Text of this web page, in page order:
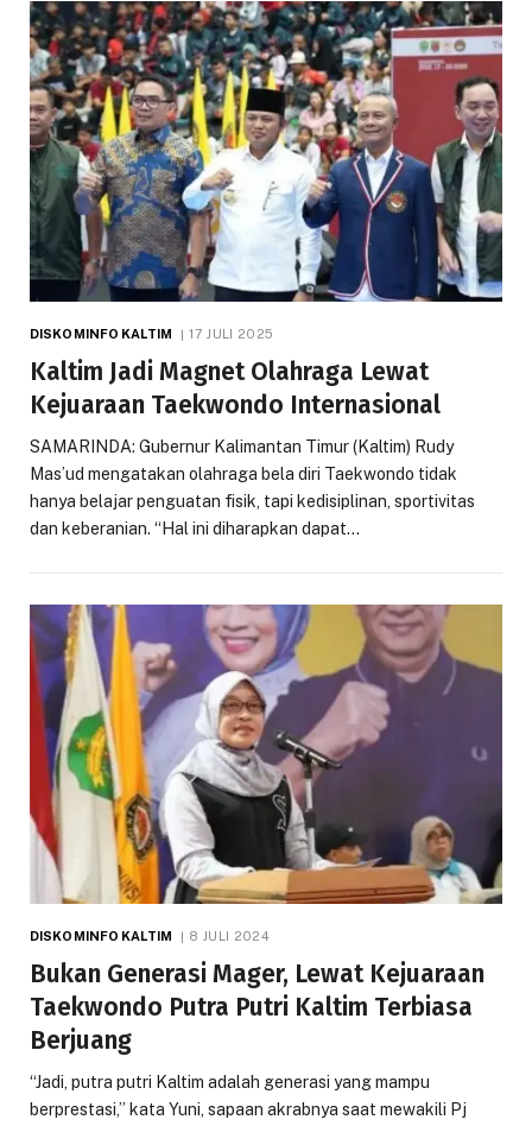
DISKOMINFO KALTIM 17 JULI 2025
Kaltim Jadi Magnet Olahraga Lewat
Kejuaraan Taekwondo Internasional
SAMARINDA: Gubernur Kalimantan Timur (Kaltim) Rudy
Mas’ud mengatakan olahraga bela diri Taekwondo tidak
hanya belajar penguatan fisik, tapi kedisiplinan, sportivitas
dan keberanian. “Hal ini diharapkan dapat…
DISKOMINFO KALTIM 8 JULI 2024
Bukan Generasi Mager, Lewat Kejuaraan
Taekwondo Putra Putri Kaltim Terbiasa
Berjuang
“Jadi, putra putri Kaltim adalah generasi yang mampu
berprestasi,” kata Yuni, sapaan akrabnya saat mewakili Pj